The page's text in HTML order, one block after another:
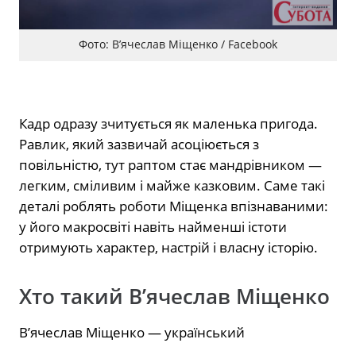
Фото: В’ячеслав Міщенко / Facebook
Кадр одразу зчитується як маленька пригода.
Равлик, який зазвичай асоціюється з
повільністю, тут раптом стає мандрівником —
легким, сміливим і майже казковим. Саме такі
деталі роблять роботи Міщенка впізнаваними:
у його макросвіті навіть найменші істоти
отримують характер, настрій і власну історію.
Хто такий В’ячеслав Міщенко
В’ячеслав Міщенко — український